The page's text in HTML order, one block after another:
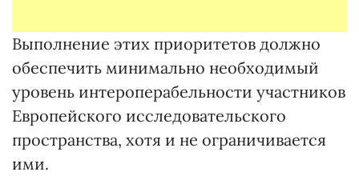
Выполнение этих приоритетов должно
обеспечить минимально необходимый
уровень интероперабельности участников
Европейского исследовательского
пространства, хотя и не ограничивается
ими.